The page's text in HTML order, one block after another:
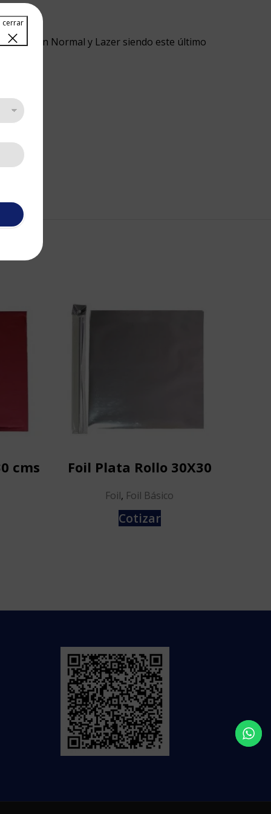
Viene en Normal y Lazer siendo este último
cms Foil Plata Rollo 30X30
Foil, Foil Básico
Cotizar